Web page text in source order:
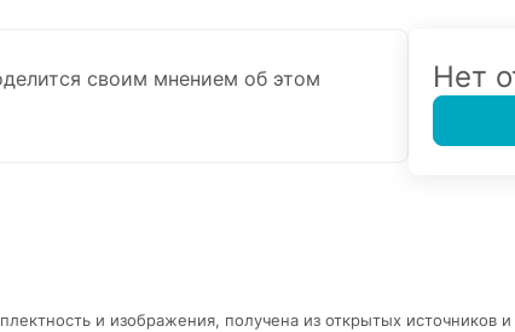
своим мнением об этом
Нет
и изображения, получена из открытых источников